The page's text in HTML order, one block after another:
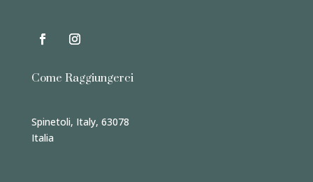
Come Raggiungerci
Spinetoli, Italy, 63078
Italia